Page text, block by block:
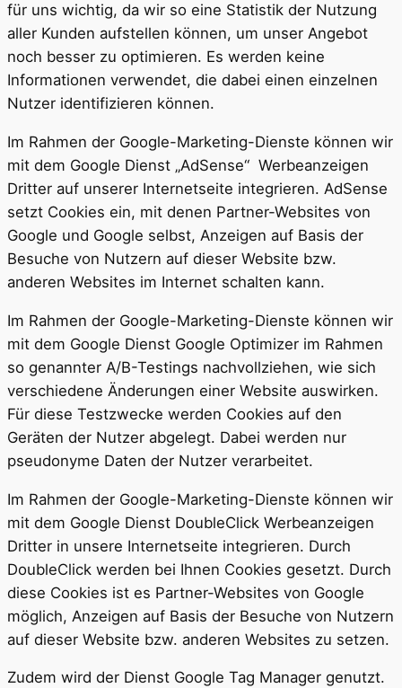
für uns wichtig, da wir so eine Statistik der Nutzung
aller Kunden aufstellen können, um unser Angebot
noch besser zu optimieren. Es werden keine
Informationen verwendet, die dabei einen einzelnen
Nutzer identifizieren können.
Im Rahmen der Google-Marketing-Dienste können wir
mit dem Google Dienst „AdSense“ Werbeanzeigen
Dritter auf unserer Internetseite integrieren. AdSense
setzt Cookies ein, mit denen Partner-Websites von
Google und Google selbst, Anzeigen auf Basis der
Besuche von Nutzern auf dieser Website bzw.
anderen Websites im Internet schalten kann.
Im Rahmen der Google-Marketing-Dienste können wir
mit dem Google Dienst Google Optimizer im Rahmen
so genannter A/B-Testings nachvollziehen, wie sich
verschiedene Änderungen einer Website auswirken.
Für diese Testzwecke werden Cookies auf den
Geräten der Nutzer abgelegt. Dabei werden nur
pseudonyme Daten der Nutzer verarbeitet.
Im Rahmen der Google-Marketing-Dienste können wir
mit dem Google Dienst DoubleClick Werbeanzeigen
Dritter in unsere Internetseite integrieren. Durch
DoubleClick werden bei Ihnen Cookies gesetzt. Durch
diese Cookies ist es Partner-Websites von Google
möglich, Anzeigen auf Basis der Besuche von Nutzern
auf dieser Website bzw. anderen Websites zu setzen.
Zudem wird der Dienst Google Tag Manager genutzt.